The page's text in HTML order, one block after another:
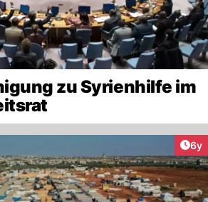
zu Syrienhilfe im
6y